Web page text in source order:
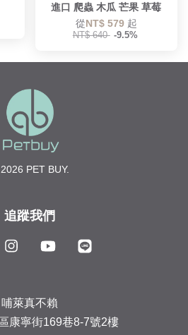
進口 爬蟲 木瓜 芒果 草莓
從NT$ 579 起
NT$ 640 -9.5%
PET BUY.
追蹤我們
Instagram YouTube
哺萊真不賴
康寧街169巷8-7號2樓